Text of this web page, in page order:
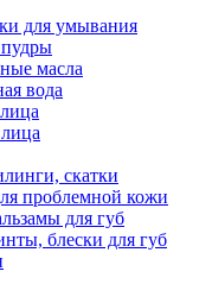
для умывания
масла
вода
скатки
проблемной кожи
для губ
блески для губ